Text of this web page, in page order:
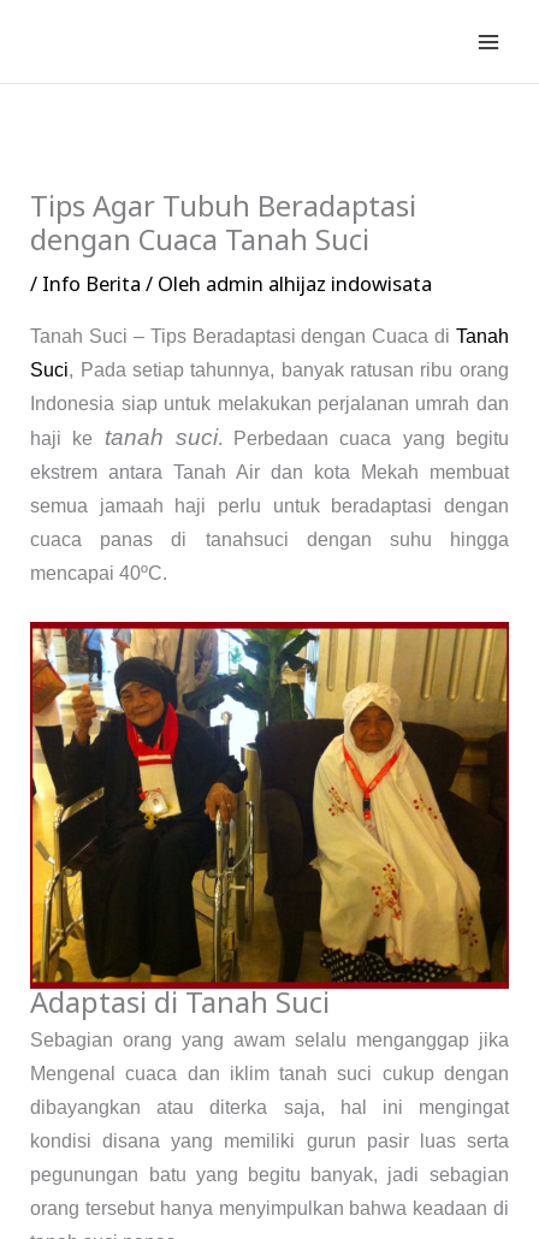
konten
Tips Agar Tubuh Beradaptasi
dengan Cuaca Tanah Suci
/ Info Berita / Oleh admin alhijaz indowisata
Tanah Suci – Tips Beradaptasi dengan Cuaca di Tanah
Suci, Pada setiap tahunnya, banyak ratusan ribu orang
Indonesia siap untuk melakukan perjalanan umrah dan
haji ke tanah suci. Perbedaan cuaca yang begitu
ekstrem antara Tanah Air dan kota Mekah membuat
semua jamaah haji perlu untuk beradaptasi dengan
cuaca panas di tanahsuci dengan suhu hingga
mencapai 40ºC.
Adaptasi di Tanah Suci
Sebagian orang yang awam selalu menganggap jika
Mengenal cuaca dan iklim tanah suci cukup dengan
dibayangkan atau diterka saja, hal ini mengingat
kondisi disana yang memiliki gurun pasir luas serta
pegunungan batu yang begitu banyak, jadi sebagian
orang tersebut hanya menyimpulkan bahwa keadaan di